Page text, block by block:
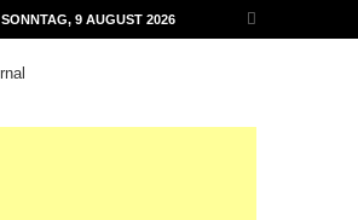
SONNTAG, 9 AUGUST 2026